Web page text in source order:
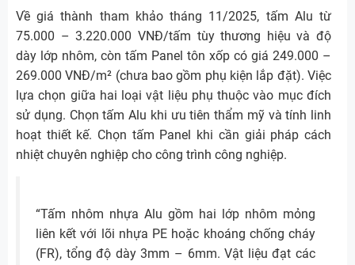
Về giá thành tham khảo tháng 11/2025, tấm Alu từ
75.000 – 3.220.000 VNĐ/tấm tùy thương hiệu và độ
dày lớp nhôm, còn tấm Panel tôn xốp có giá 249.000 –
269.000 VNĐ/m² (chưa bao gồm phụ kiện lắp đặt). Việc
lựa chọn giữa hai loại vật liệu phụ thuộc vào mục đích
sử dụng. Chọn tấm Alu khi ưu tiên thẩm mỹ và tính linh
hoạt thiết kế. Chọn tấm Panel khi cần giải pháp cách
nhiệt chuyên nghiệp cho công trình công nghiệp.
“Tấm nhôm nhựa Alu gồm hai lớp nhôm mỏng
liên kết với lõi nhựa PE hoặc khoáng chống cháy
(FR), tổng độ dày 3mm – 6mm. Vật liệu đạt các